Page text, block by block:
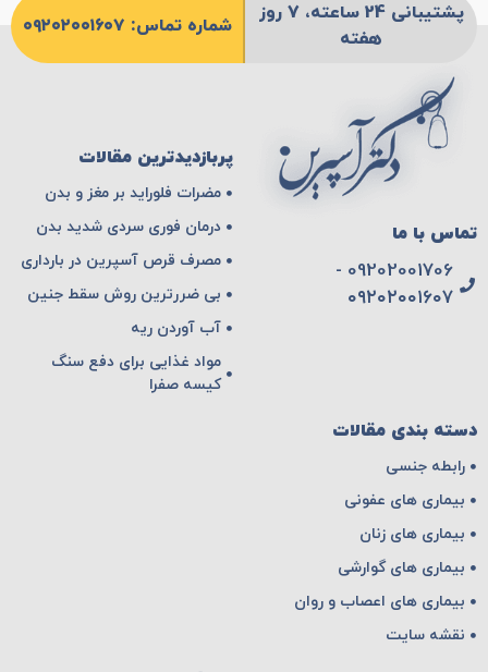
پشتیبانی 24 ساعته، 7 روز
هفته
شماره تماس: ۰۹۲۰۲۰۰۱۶۰۷
تماس با ما
09202001706 -
۰۹۲۰۲۰۰۱۶۰۷
پربازدیدترین مقالات
مضرات فلوراید بر مغز و بدن
درمان فوری سردی شدید بدن
مصرف قرص آسپرین در بارداری
بی ضررترین روش سقط جنین
آب آوردن ریه
مواد غذایی برای دفع سنگ
کیسه صفرا
دسته بندی مقالات
رابطه جنسی
بیماری های عفونی
بیماری های زنان
بیماری های گوارشی
بیماری های اعصاب و روان
نقشه سایت